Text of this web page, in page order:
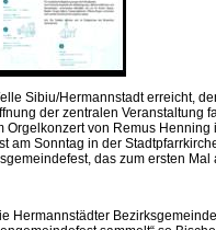
Sibiu/Hermannstadt erreicht,
der zentralen Veranstaltung
Orgelkonzert von Remus
am Sonntag in der
das zum ersten Mal
Hermannstädter